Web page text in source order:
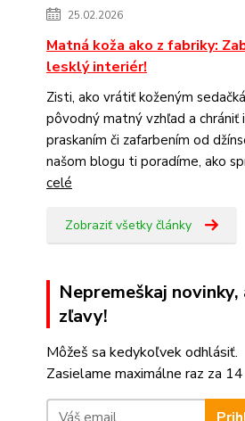
25.02.2026
Matná koža ako z fabriky:
lesklý interiér!
Zisti, ako vrátiť koženým
pôvodný matný vzhľad a chrániť
praskaním či zafarbením od
našom blogu ti poradíme, ako
celé
Zobraziť všetky články
Nepremeškaj novinky,
zľavy!
Môžeš sa kedykoľvek odhlásiť.
Zasielame maximálne raz za 14